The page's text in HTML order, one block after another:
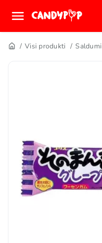
Visi produkti Saldumi